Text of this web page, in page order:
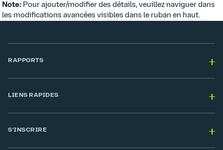
Note: Pour ajouter/modifier des détails, veuillez naviguer dans
les modifications avancées visibles dans le ruban en haut.
RAPPORTS
LIENS RAPIDES
S'INSCRIRE